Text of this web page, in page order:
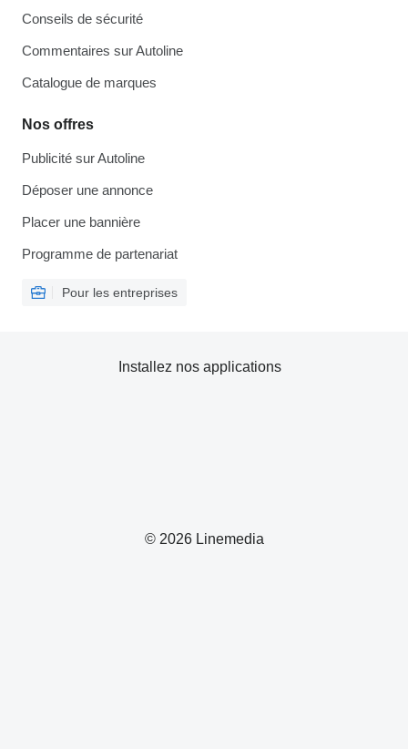
Conseils de sécurité
Commentaires sur Autoline
Catalogue de marques
Nos offres
Publicité sur Autoline
Déposer une annonce
Placer une bannière
Programme de partenariat
Pour les entreprises
© 2026 Linemedia
Installez nos applications